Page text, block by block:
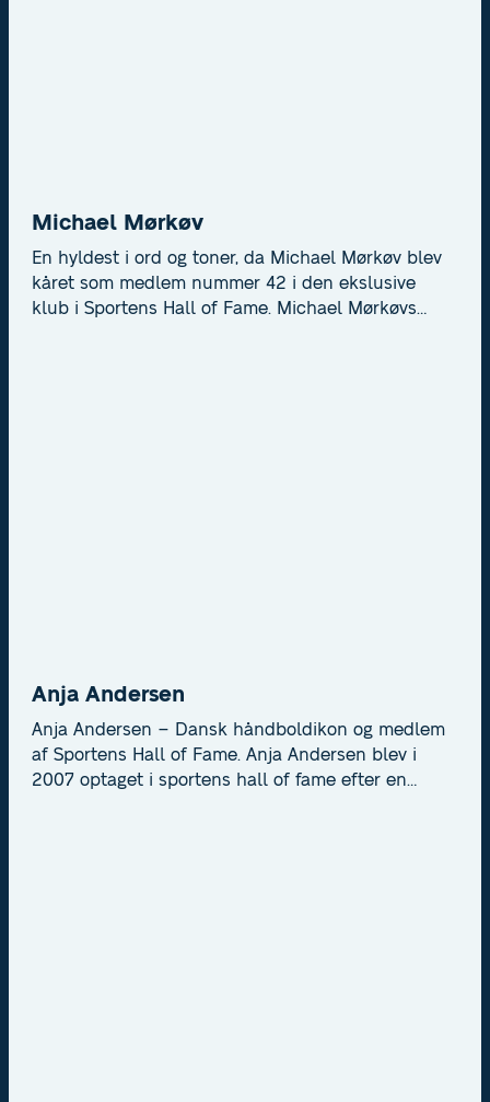
Michael Mørkøv
En hyldest i ord og toner, da Michael Mørkøv blev
kåret som medlem nummer 42 i den ekslusive
klub i Sportens Hall of Fame. Michael Mørkøvs
Anja Andersen
Anja Andersen – Dansk håndboldikon og medlem
af Sportens Hall of Fame. Anja Andersen blev i
2007 optaget i sportens hall of fame efter en